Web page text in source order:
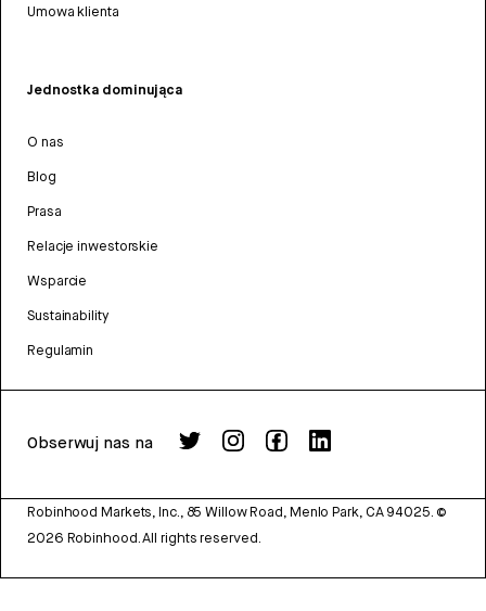
Umowa klienta
Jednostka dominująca
O nas
Blog
Prasa
Relacje inwestorskie
Wsparcie
Sustainability
Regulamin
Obserwuj nas na
Robinhood Markets, Inc., 85 Willow Road, Menlo Park, CA 94025. ©
2026 Robinhood. All rights reserved.